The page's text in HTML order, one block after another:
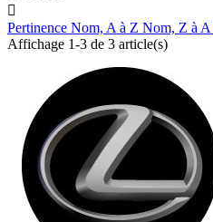

Pertinence Nom, A à Z Nom, Z à A
Affichage 1-3 de 3 article(s)